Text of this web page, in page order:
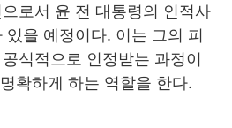
로서 윤 전 대통령의 인적사
을 예정이다. 이는 그의 피
식적으로 인정받는 과정이
확하게 하는 역할을 한다.